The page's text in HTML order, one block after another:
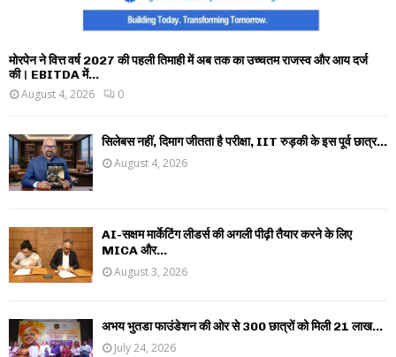
मोरपेन ने वित्त वर्ष 2027 की पहली तिमाही में अब तक का उच्चतम राजस्व और आय दर्ज
की। EBITDA में...
August 4, 2026
0
सिलेबस नहीं, दिमाग जीतता है परीक्षा, IIT रुड़की के इस पूर्व छात्र...
August 4, 2026
AI-सक्षम मार्केटिंग लीडर्स की अगली पीढ़ी तैयार करने के लिए
MICA और...
August 3, 2026
अभय भुतडा फाउंडेशन की ओर से 300 छात्रों को मिली 21 लाख...
July 24, 2026